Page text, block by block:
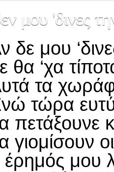
μου 'δινες
δε μου
θα ‘χα
τα
τώρα
πετάξουνε
γιομίσουν
έρημός μου